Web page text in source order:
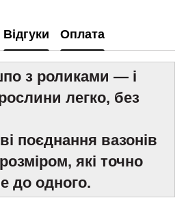
Відгуки Оплата
з роликами — і
легко, без
поєднання вазонів
які точно
до одного.